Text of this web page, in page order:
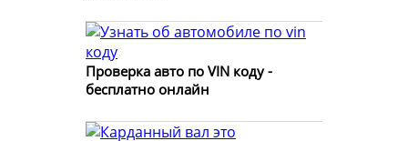
Проверка авто по VIN коду -
бесплатно онлайн